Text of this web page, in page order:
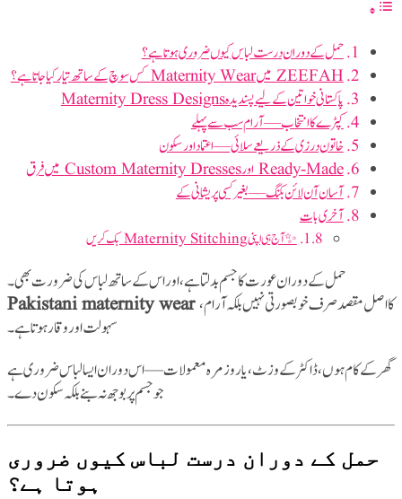
حمل کے دوران درست لباس کیوں ضروری ہوتا ہے؟
ZEEFAH میں Maternity Wear کس سوچ کے ساتھ تیار کیا جاتا ہے؟
پاکستانی خواتین کے لیے پسندیدہ Maternity Dress Designs
کپڑے کا انتخاب — آرام سب سے پہلے
خاتون درزی کے ذریعے سلائی — اعتماد اور سکون
Ready-Made اور Custom Maternity Dresses میں فرق
آسان آن لائن بکنگ — بغیر کسی پریشانی کے
آخری بات
✨ آج ہی اپنی Maternity Stitching بک کریں
حمل کے دوران عورت کا جسم بدلتا ہے، اور اس کے ساتھ لباس کی ضرورت بھی۔
Pakistani maternity wearکا اصل مقصد صرف خوبصورتی نہیں بلکہ آرام،
سہولت اور وقار ہوتا ہے۔
گھر کے کام ہوں، ڈاکٹر کے وزٹ، یا روزمرہ معمولات — اس دوران ایسا لباس ضروری ہے
جو جسم پر بوجھ نہ بنے بلکہ سکون دے۔
حمل کے دوران درست لباس کیوں ضروری
ہوتا ہے؟